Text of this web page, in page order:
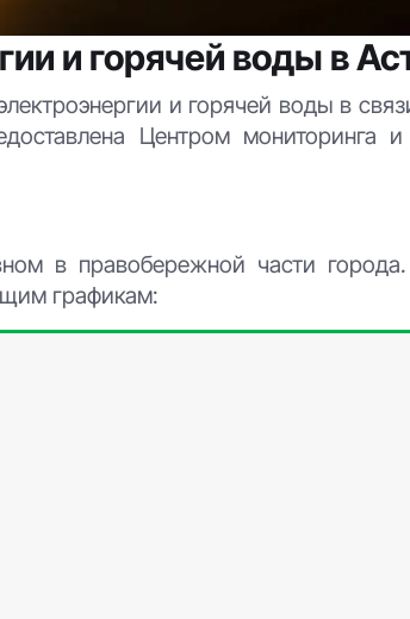
и горячей воды в
и горячей воды в
Центром мониторинга и
в правобережной части
графикам: